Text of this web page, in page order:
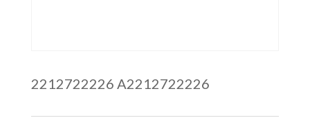
2212722226 A2212722226